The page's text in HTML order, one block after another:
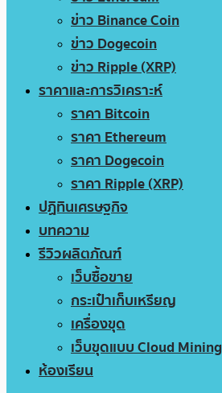
ข่าว Binance Coin
ข่าว Dogecoin
ข่าว Ripple (XRP)
ราคาและการวิเคราะห์
ราคา Bitcoin
ราคา Ethereum
ราคา Dogecoin
ราคา Ripple (XRP)
ปฏิทินเศรษฐกิจ
บทความ
รีวิวผลิตภัณฑ์
เว็บซื้อขาย
กระเป๋าเก็บเหรียญ
เครื่องขุด
เว็บขุดแบบ Cloud Mining
ห้องเรียน